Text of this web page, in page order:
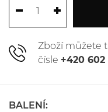
Zboží můžete
čísle +420
BALENÍ: